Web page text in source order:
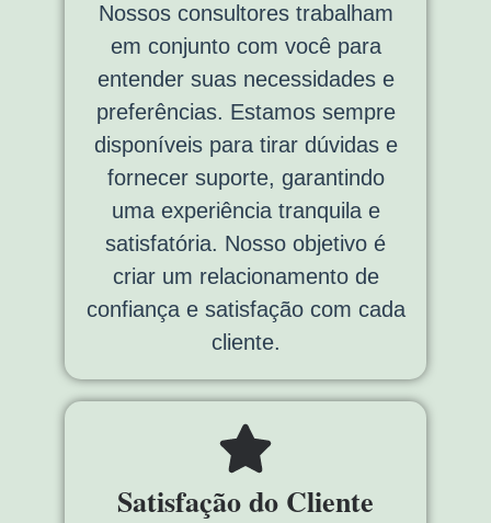
Nossos consultores trabalham
em conjunto com você para
entender suas necessidades e
preferências. Estamos sempre
disponíveis para tirar dúvidas e
fornecer suporte, garantindo
uma experiência tranquila e
satisfatória. Nosso objetivo é
criar um relacionamento de
confiança e satisfação com cada
cliente.
Satisfação do Cliente